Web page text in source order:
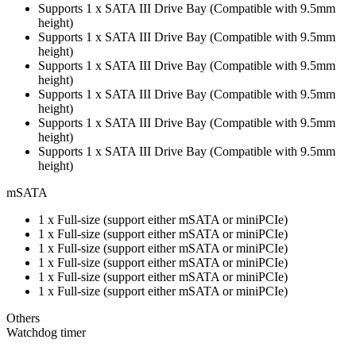
Supports 1 x SATA III Drive Bay (Compatible with 9.5mm
height)
Supports 1 x SATA III Drive Bay (Compatible with 9.5mm
height)
Supports 1 x SATA III Drive Bay (Compatible with 9.5mm
height)
Supports 1 x SATA III Drive Bay (Compatible with 9.5mm
height)
Supports 1 x SATA III Drive Bay (Compatible with 9.5mm
height)
Supports 1 x SATA III Drive Bay (Compatible with 9.5mm
height)
mSATA
1 x Full-size (support either mSATA or miniPCIe)
1 x Full-size (support either mSATA or miniPCIe)
1 x Full-size (support either mSATA or miniPCIe)
1 x Full-size (support either mSATA or miniPCIe)
1 x Full-size (support either mSATA or miniPCIe)
1 x Full-size (support either mSATA or miniPCIe)
Others
Watchdog timer